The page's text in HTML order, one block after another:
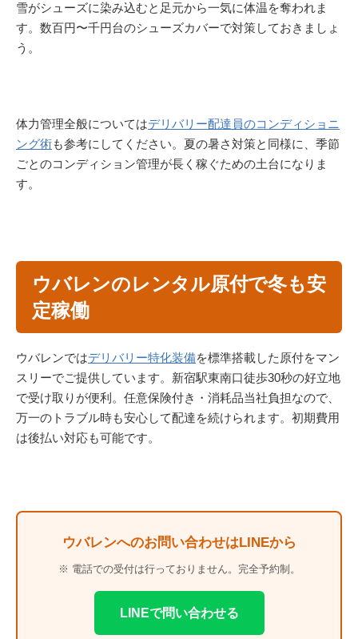
雪がシューズに染み込むと足元から一気に体温を奪われま
す。数百円〜千円台のシューズカバーで対策しておきましょ
う。
体力管理全般についてはデリバリー配達員のコンディショニ
ング術も参考にしてください。夏の暑さ対策と同様に、季節
ごとのコンディション管理が長く稼ぐための土台になりま
す。
ウバレンのレンタル原付で冬も安
定稼働
ウバレンではデリバリー特化装備を標準搭載した原付をマン
スリーでご提供しています。新宿駅東南口徒歩30秒の好立地
で受け取りが便利。任意保険付き・消耗品当社負担なので、
万一のトラブル時も安心して配達を続けられます。初期費用
は後払い対応も可能です。
ウバレンへのお問い合わせはLINEから
※ 電話での受付は行っておりません。完全予約制。
LINEで問い合わせる